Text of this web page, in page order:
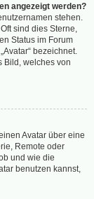
angezeigt werden?
stehen.
sind dies Sterne,
Status im Forum
bezeichnet.
Bild, welches von
Avatar über eine
Remote oder
und wie die
benutzen kannst,